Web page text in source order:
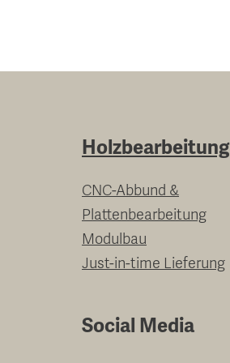
Holzbearbeitung
CNC-Abbund &
Plattenbearbeitung
Modulbau
Just-in-time Lieferung
Social Media